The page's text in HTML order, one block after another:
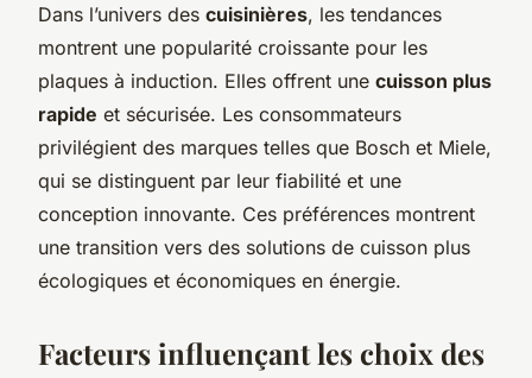
Dans l’univers des cuisinières, les tendances
montrent une popularité croissante pour les
plaques à induction. Elles offrent une cuisson plus
rapide et sécurisée. Les consommateurs
privilégient des marques telles que Bosch et Miele,
qui se distinguent par leur fiabilité et une
conception innovante. Ces préférences montrent
une transition vers des solutions de cuisson plus
écologiques et économiques en énergie.
Facteurs influençant les choix des